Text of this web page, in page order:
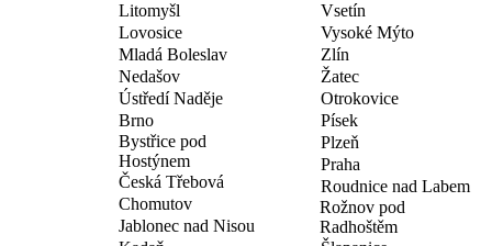
Litomyšl
Lovosice
Mladá Boleslav
Nedašov
Vsetín
Vysoké Mýto
Zlín
Žatec
Ústředí Naděje
Brno
Bystřice pod
Hostýnem
Česká Třebová
Chomutov
Jablonec nad Nisou
Otrokovice
Písek
Plzeň
Praha
Roudnice nad Labem
Rožnov pod
Radhoštěm